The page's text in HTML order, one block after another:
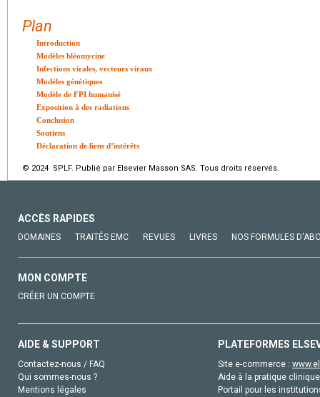
Plan
Introduction
Modèles bléomycine
Infections virales, vecteurs viraux
Modèles génétiques
Modèle de FPI humanisé
Exposition à des radiations
Conclusion
Soutiens
Déclaration de liens d’intérêts
© 2024 SPLF. Publié par Elsevier Masson SAS. Tous droits réservés.
ACCÈS RAPIDES
DOMAINES TRAITÉS EMC REVUES LIVRES NOS FORMULES
MON COMPTE
CRÉER UN COMPTE
AIDE & SUPPORT
Contactez-nous / FAQ
Qui sommes-nous ?
Mentions légales
PLATEFORMES
Site e-commerce :
Aide à la pratique
Portail pour les